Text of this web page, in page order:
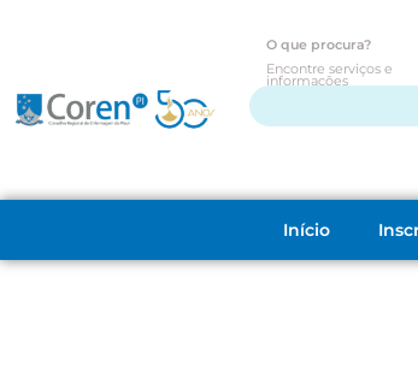
O que procura?
Encontre serviços e
informações
Início